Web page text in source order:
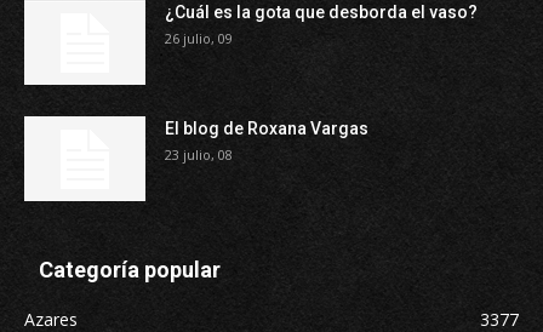
¿Cuál es la gota que desborda el vaso?
26 julio, 09
El blog de Roxana Vargas
23 julio, 08
Categoría popular
Azares
3377